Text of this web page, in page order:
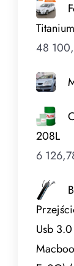
48
208L
6
Usb